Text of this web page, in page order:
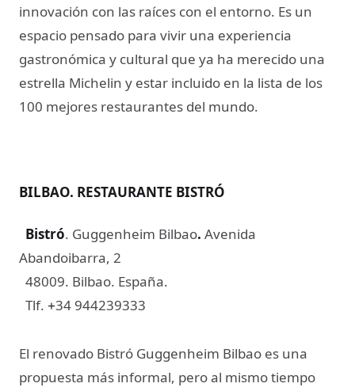
innovación con las raíces con el entorno. Es un
espacio pensado para vivir una experiencia
gastronómica y cultural que ya ha merecido una
estrella Michelin y estar incluido en la lista de los
100 mejores restaurantes del mundo.
BILBAO. RESTAURANTE BISTRÓ
Bistró. Guggenheim Bilbao. Avenida
Abandoibarra, 2
48009. Bilbao. España.
Tlf. +34 944239333
El renovado Bistró Guggenheim Bilbao es una
propuesta más informal, pero al mismo tiempo